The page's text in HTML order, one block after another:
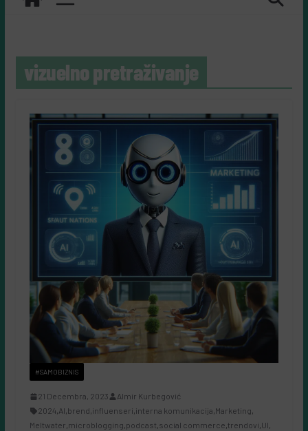
vizuelno pretraživanje
#SAMOBIZNIS
21 Decembra, 2023
Almir Kurbegović
2024,AI,brend,influenseri,interna komunikacija,Marketing,
Meltwater,microblogging,podcast,social commerce,trendovi,UI,